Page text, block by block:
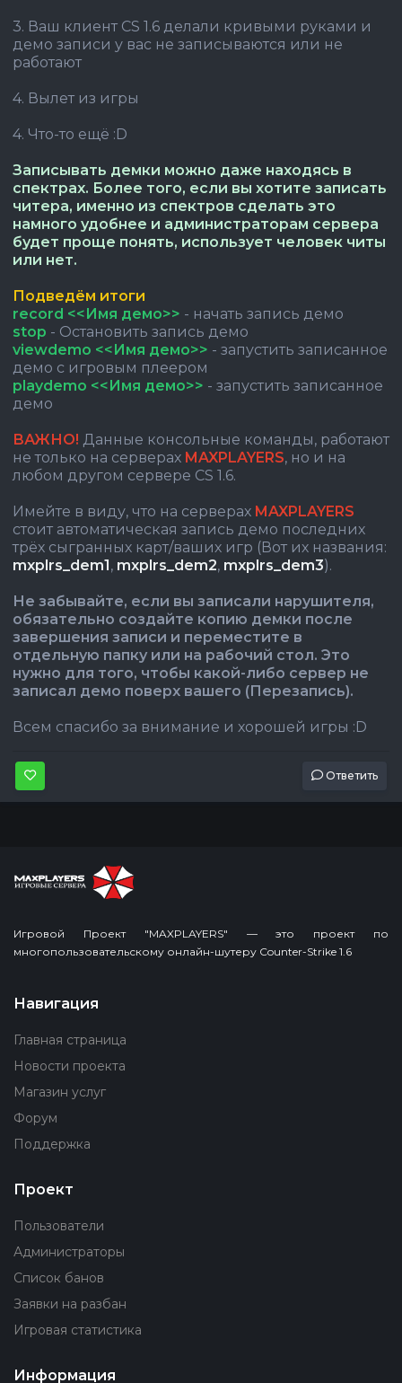
3. Ваш клиент CS 1.6 делали кривыми руками и
демо записи у вас не записываются или не
работают
4. Вылет из игры
4. Что-то ещё :D
Записывать демки можно даже находясь в
спектрах. Более того, если вы хотите записать
читера, именно из спектров сделать это
намного удобнее и администраторам сервера
будет проще понять, использует человек читы
или нет.
Подведём итоги
record <<Имя демо>> - начать запись демо
stop - Остановить запись демо
viewdemo <<Имя демо>> - запустить записанное
демо с игровым плеером
playdemo <<Имя демо>> - запустить записанное
демо
ВАЖНО! Данные консольные команды, работают
не только на серверах MAXPLAYERS, но и на
любом другом сервере CS 1.6.
Имейте в виду, что на серверах MAXPLAYERS
стоит автоматическая запись демо последних
трёх сыгранных карт/ваших игр (Вот их названия:
mxplrs_dem1, mxplrs_dem2, mxplrs_dem3).
Не забывайте, если вы записали нарушителя,
обязательно создайте копию демки после
завершения записи и переместите в
отдельную папку или на рабочий стол. Это
нужно для того, чтобы какой-либо сервер не
записал демо поверх вашего (Перезапись).
Всем спасибо за внимание и хорошей игры :D
Ответить
Игровой Проект "MAXPLAYERS" — это проект по
многопользовательскому онлайн-шутеру Counter-Strike 1.6
Навигация
Главная страница
Новости проекта
Магазин услуг
Форум
Поддержка
Проект
Пользователи
Администраторы
Список банов
Заявки на разбан
Игровая статистика
Информация